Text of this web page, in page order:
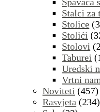
Stalci za
Stolice
Stolići
Stolovi
Taburei
Uredski
Vrtni
Noviteti (457)
Rasvjeta (234)